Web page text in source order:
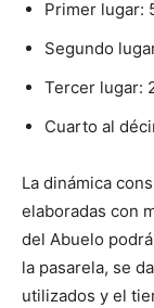
Primer lugar:
Segundo
Tercer lugar:
Cuarto al
La dinámica
elaboradas con
del Abuelo
la pasarela, se
utilizados y el